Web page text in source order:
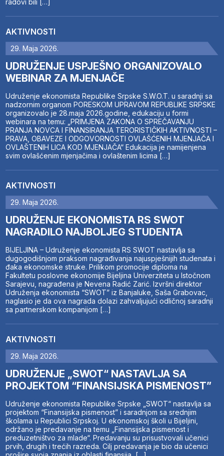
radovi bili […]
AKTIVNOSTI
29. Maja 2026.
UDRUŽENJE USPJEŠNO ORGANIZOVALO
WEBINAR ZA MJENJAČE
Udruženje ekonomista Republike Srpske S.W.O.T. u saradnji sa
nadzornim organom PORESKOM UPRAVOM REPUBLIKE SRPSKE
organizovalo je 28.maja 2026.godine, edukaciju u formi
webinara na temu: „PRIMJENA ZAKONA O SPREČAVANJU
PRANJA NOVCA I FINANSIRANJA TERORISTIČKIH AKTIVNOSTI –
PRAVA, OBAVEZE I ODGOVORNOSTI OVLAŠĆENIH MJENJAČA I
OVLAŠTENIH LICA KOD MJENJAČA“ Edukacija je namijenjena
svim ovlašćenim mjenjačima i ovlaštenim licima […]
AKTIVNOSTI
29. Maja 2026.
UDRUŽENJE EKONOMISTA RS SWOT
NAGRADILO NAJBOLJEG STUDENTA
BIJELJINA – Udruženje ekonomista RS SWOT nastavlja sa
dugogodišnjom praksom nagrađivanja najuspješnijih studenata i
đaka ekonomske struke. Prilikom promocije diploma na
Fakultetu poslovne ekonomije Bijeljina Univerziteta u Istočnom
Sarajevu, nagrađena je Nevena Radić Zarić. Izvršni direktor
Udruženja ekonomista “SWOT” iz Banjaluke, Saša Grabovac,
naglasio je da ova nagrada dolazi zahvaljujući odličnoj saradnji
sa partnerskom kompanijom […]
AKTIVNOSTI
29. Maja 2026.
UDRUŽENJE „SWOT“ NASTAVLJA SA
PROJEKTOM “FINANSIJSKA PISMENOST”
Udruženje ekonomista Republike Srpske „SWOT“ nastavlja sa
projektom “Finansijska pismenost” i saradnjom sa srednjim
školama u Republici Srpskoj. U ekonomskoj školi u Bijeljini,
održano je predavanje na temu „Finansijska pismenost i
preduzetništvo za mlade“. Predavanju su prisustvovali učenici
prvih, drugih i trećih razreda. Cilj predavanja je bio da učenici